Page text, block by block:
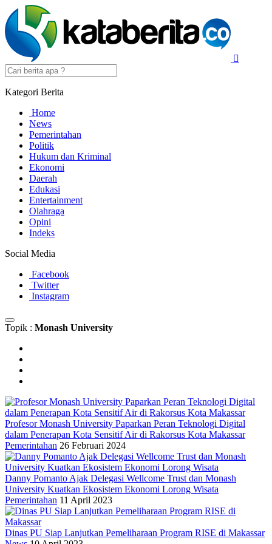
Kategori Berita
Home
News
Pemerintahan
Politik
Hukum dan Kriminal
Ekonomi
Daerah
Edukasi
Entertainment
Olahraga
Opini
Indeks
Social Media
Facebook
Twitter
Instagram
Topik : Monash University
Profesor Monash University Paparkan Peran Teknologi Digital
dalam Penerapan Kota Sensitif Air di Rakorsus Kota Makassar
Pemerintahan 26 Februari 2024
Danny Pomanto Ajak Delegasi Wellcome Trust dan Monash
University Kuatkan Ekosistem Ekonomi Lorong Wisata
Pemerintahan 11 April 2023
Dinas PU Siap Lanjutkan Pemeliharaan Program RISE di Makassar